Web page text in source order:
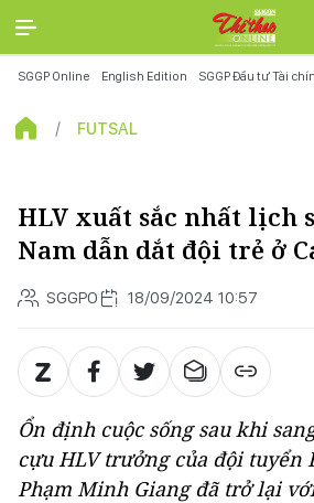
SGGP Online English Edition SGGP Đầu tư Tài
FUTSAL
HLV xuất sắc nhất lịch
Nam dẫn dắt đội trẻ ở
SGGPO 18/09/2024 10:57
Ổn định cuộc sống sau khi
cựu HLV trưởng của đội tuyển
Phạm Minh Giang đã trở lại